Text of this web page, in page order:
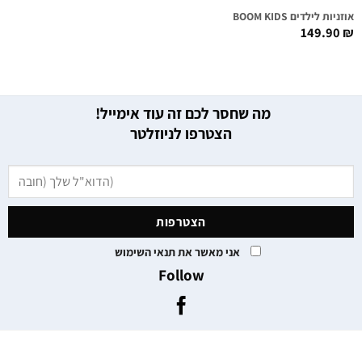
אוזניות לילדים BOOM KIDS
149.90₪
מה שחסר לכם זה עוד אימייל!
הצטרפו לניוזלטר
אני מאשר את תנאי השימוש
Follow